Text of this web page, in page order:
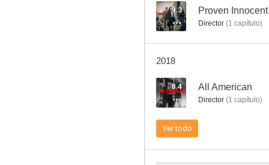
9.3 Proven Innocent
Director (1 capítulo)
2018
8.4 All American
Director (1 capítulo)
Ver todo